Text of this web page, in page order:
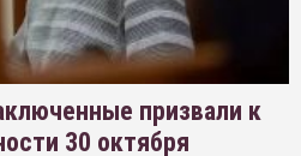
призвали к
30 октября